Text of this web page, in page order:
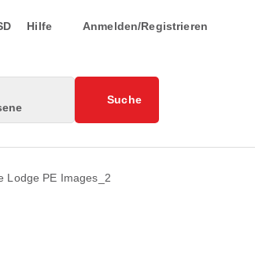
Hilfe Anmelden/Registrieren
Suche